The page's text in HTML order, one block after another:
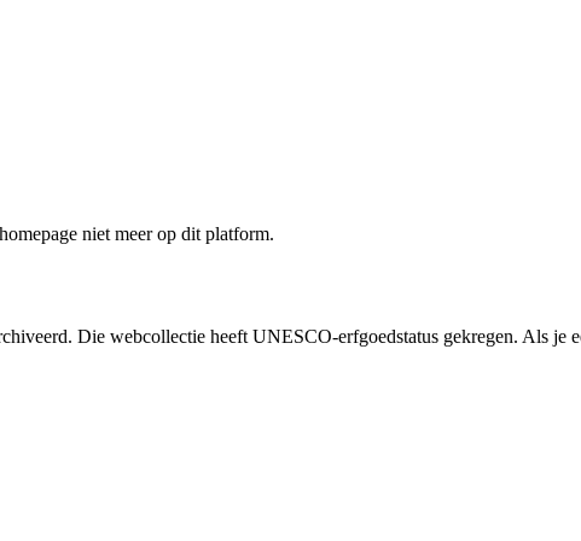
niet meer op dit platform.
Die webcollectie heeft UNESCO-erfgoedstatus gekregen. Als je